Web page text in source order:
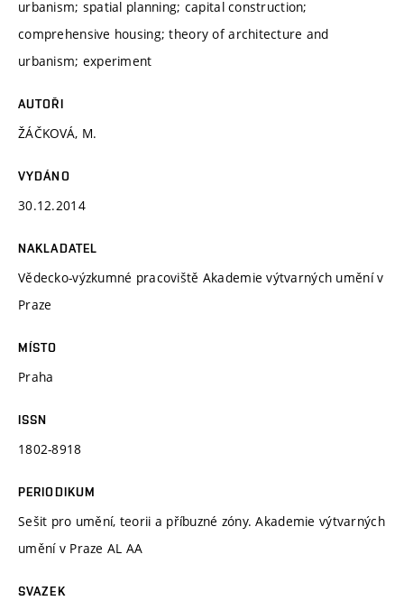
urbanism; spatial planning; capital construction;
comprehensive housing; theory of architecture and
urbanism; experiment
AUTOŘI
ŽÁČKOVÁ, M.
VYDÁNO
30.12.2014
NAKLADATEL
Vědecko-výzkumné pracoviště Akademie výtvarných umění v
Praze
MÍSTO
Praha
ISSN
1802-8918
PERIODIKUM
Sešit pro umění, teorii a příbuzné zóny. Akademie výtvarných
umění v Praze AL AA
SVAZEK